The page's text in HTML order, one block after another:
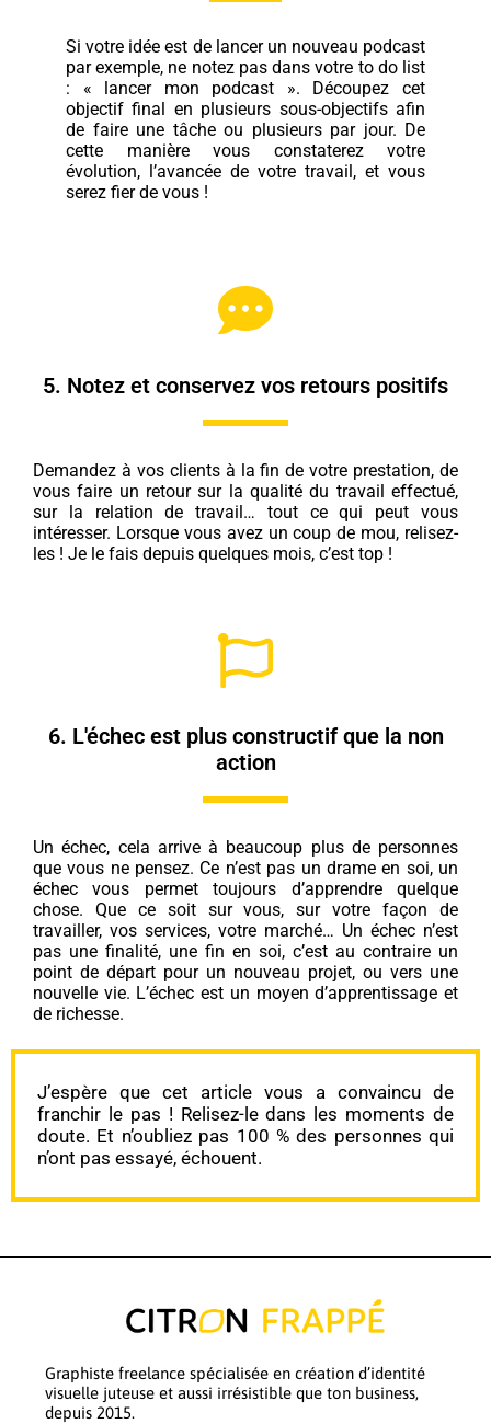
Si votre idée est de lancer un nouveau podcast
par exemple, ne notez pas dans votre to do list
: « lancer mon podcast ». Découpez cet
objectif final en plusieurs sous-objectifs afin
de faire une tâche ou plusieurs par jour. De
cette manière vous constaterez votre
évolution, l’avancée de votre travail, et vous
serez fier de vous !
5. Notez et conservez vos retours positifs
Demandez à vos clients à la fin de votre prestation, de
vous faire un retour sur la qualité du travail effectué,
sur la relation de travail… tout ce qui peut vous
intéresser. Lorsque vous avez un coup de mou, relisez-
les ! Je le fais depuis quelques mois, c’est top !
6. L'échec est plus constructif que la non
action
Un échec, cela arrive à beaucoup plus de personnes
que vous ne pensez. Ce n’est pas un drame en soi, un
échec vous permet toujours d’apprendre quelque
chose. Que ce soit sur vous, sur votre façon de
travailler, vos services, votre marché… Un échec n’est
pas une finalité, une fin en soi, c’est au contraire un
point de départ pour un nouveau projet, ou vers une
nouvelle vie. L’échec est un moyen d’apprentissage et
de richesse.
J’espère que cet article vous a convaincu de
franchir le pas ! Relisez-le dans les moments de
doute. Et n’oubliez pas 100 % des personnes qui
n’ont pas essayé, échouent.
Graphiste freelance spécialisée en création d’identité
visuelle juteuse et aussi irrésistible que ton business,
depuis 2015.